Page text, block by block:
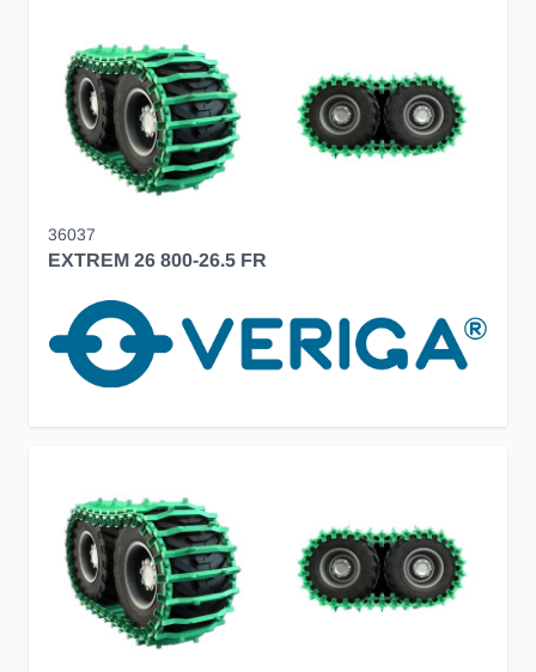
36037
EXTREM 26 800-26.5 FR